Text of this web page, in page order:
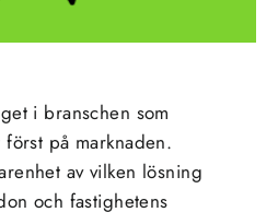
i branschen som
först på marknaden.
av vilken lösning
och fastighetens